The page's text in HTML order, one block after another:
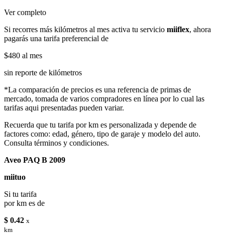
Ver completo
Si recorres más kilómetros al mes activa tu servicio miiflex, ahora
pagarás una tarifa preferencial de
$480 al mes
sin reporte de kilómetros
*La comparación de precios es una referencia de primas de
mercado, tomada de varios compradores en línea por lo cual las
tarifas aqui presentadas pueden variar.
Recuerda que tu tarifa por km es personalizada y depende de
factores como: edad, género, tipo de garaje y modelo del auto.
Consulta términos y condiciones.
Aveo PAQ B 2009
miituo
Si tu tarifa
por km es de
$ 0.42 x
km